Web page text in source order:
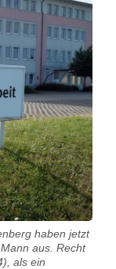
haben jetzt
aus. Recht
als ein